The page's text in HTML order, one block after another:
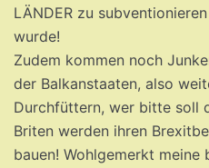
LÄNDER zu
wurde!
Zudem kommen noch
der Balkanstaaten, also
Durchfüttern, wer bitte soll
Briten werden ihren
bauen! Wohlgemerkt meine